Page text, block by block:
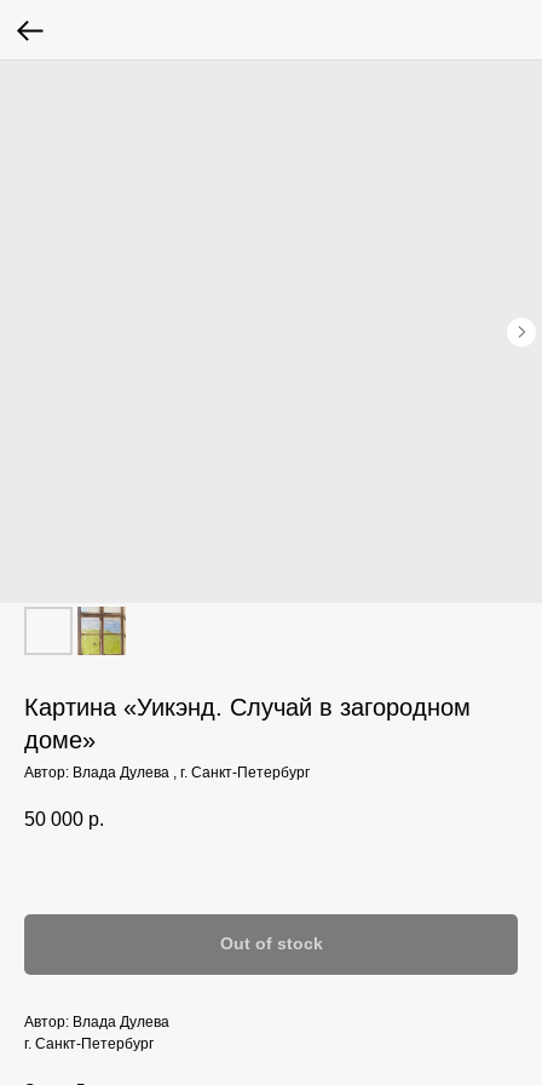
Картина «Уикэнд. Случай в загородном
доме»‎
Автор: Влада Дулева , г. Санкт-Петербург
50 000 р.
Out of stock
Автор: Влада Дулева
г. Санкт-Петербург